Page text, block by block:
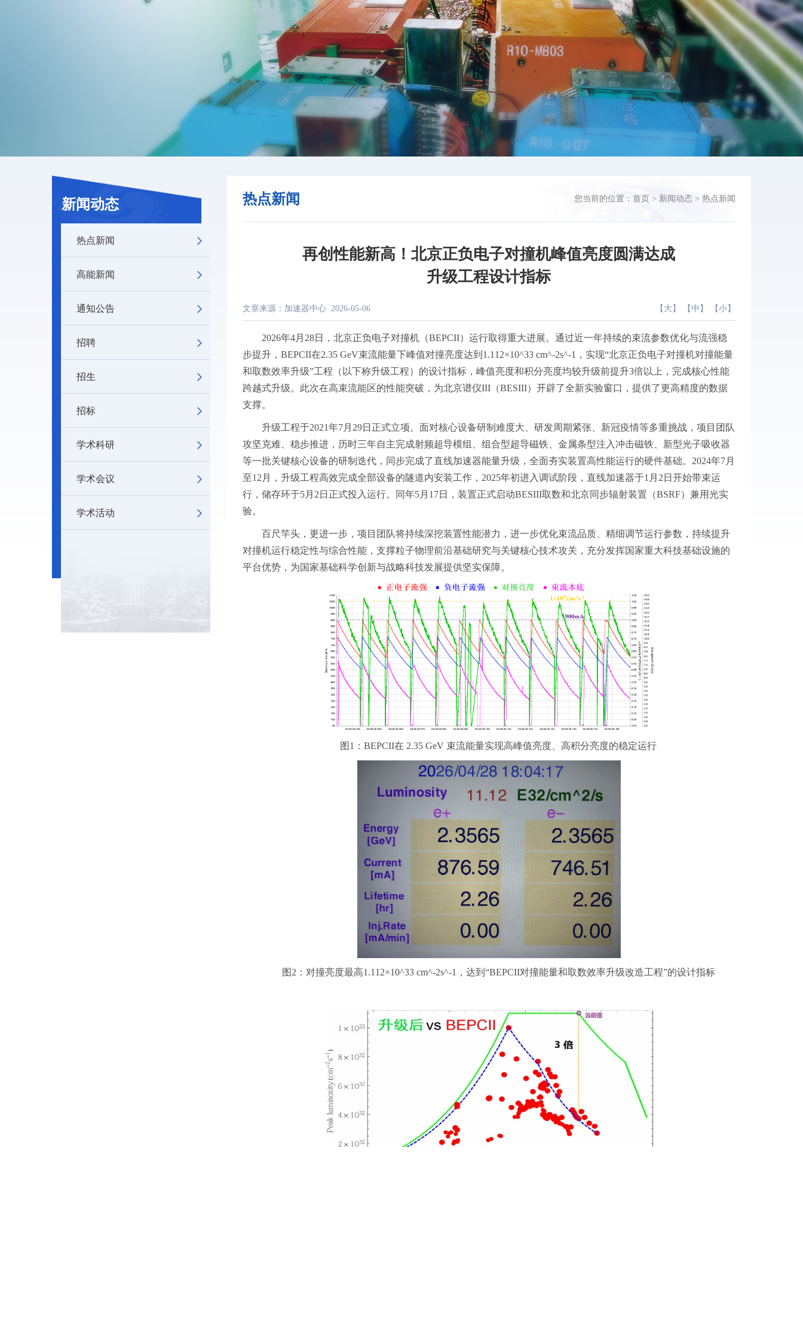
新闻动态
热点新闻
高能新闻
通知公告
招聘
招生
招标
学术科研
学术会议
学术活动
热点新闻 您当前的位置： 首页 > 新闻动态 > 热点新闻
再创性能新高！北京正负电子对撞机峰值亮度圆满达成
升级工程设计指标
文章来源：加速器中心 2026-05-06 【 大 】 【 中 】 【 小 】
2026年4月28日，北京正负电子对撞机（BEPCII）运行取得重大进展。通过近一年持续的束流参数优化与流强稳
步提升，BEPCII在2.35 GeV束流能量下峰值对撞亮度达到1.112×10^33 cm^-2s^-1，实现“北京正负电子对撞机对撞能量
和取数效率升级”工程（以下称升级工程）的设计指标，峰值亮度和积分亮度均较升级前提升3倍以上，完成核心性能
跨越式升级。此次在高束流能区的性能突破，为北京谱仪III（BESIII）开辟了全新实验窗口，提供了更高精度的数据
支撑。
升级工程于2021年7月29日正式立项。面对核心设备研制难度大、研发周期紧张、新冠疫情等多重挑战，项目团队
攻坚克难、稳步推进，历时三年自主完成射频超导模组、组合型超导磁铁、金属条型注入冲击磁铁、新型光子吸收器
等一批关键核心设备的研制迭代，同步完成了直线加速器能量升级，全面夯实装置高性能运行的硬件基础。2024年7月
至12月，升级工程高效完成全部设备的隧道内安装工作，2025年初进入调试阶段，直线加速器于1月2日开始带束运
行，储存环于5月2日正式投入运行。同年5月17日，装置正式启动BESIII取数和北京同步辐射装置（BSRF）兼用光实
验。
百尺竿头，更进一步，项目团队将持续深挖装置性能潜力，进一步优化束流品质、精细调节运行参数，持续提升
对撞机运行稳定性与综合性能，支撑粒子物理前沿基础研究与关键核心技术攻关，充分发挥国家重大科技基础设施的
平台优势，为国家基础科学创新与战略科技发展提供坚实保障。
图1：BEPCII在 2.35 GeV 束流能量实现高峰值亮度、高积分亮度的稳定运行
图2：对撞亮度最高1.112×10^33 cm^-2s^-1，达到“BEPCII对撞能量和取数效率升级改造工程”的设计指标